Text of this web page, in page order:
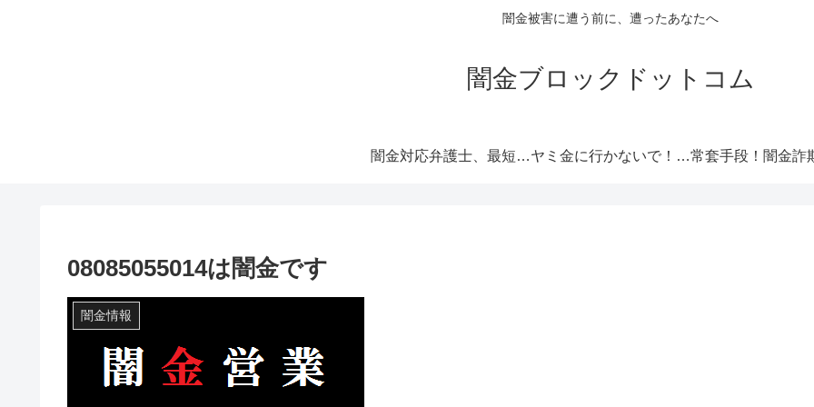
闇金被害に遭う前に、遭ったあなたへ
闇金ブロックドットコム
闇金対応弁護士、最短即日解決！ ヤミ金に行かないで！厳選オススメ消費者金融
08085055014は闇金です
闇金情報